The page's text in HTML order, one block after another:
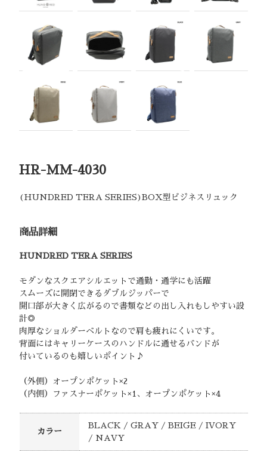
HR-MM-4030
(HUNDRED TERA SERIES)BOX型ビジネスリュック
商品詳細
HUNDRED TERA SERIES
モダンなスクエアシルエットで通勤・通学にも活躍
スムーズに開閉できるダブルジッパーで
開口部が大きく広がるので書類などの出し入れもしやすい設
計◎
肉厚なショルダーベルトなので肩も疲れにくいです。
背面にはキャリーケースのハンドルに通せるバンドが
付いているのも嬉しいポイント♪
（外側）オープンポケット×2
（内側）ファスナーポケット×1、オープンポケット×4
カラー
BLACK / GRAY / BEIGE / IVORY
/ NAVY